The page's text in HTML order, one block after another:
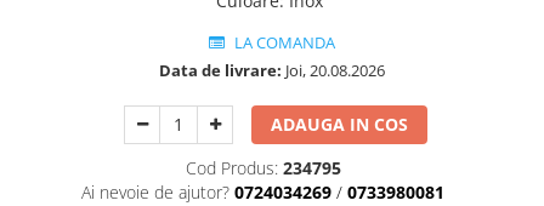
LA COMANDA
Data de livrare: Joi, 20.08.2026
ADAUGA IN COS
Cod Produs: 234795
Ai nevoie de ajutor? 0724034269 / 0733980081